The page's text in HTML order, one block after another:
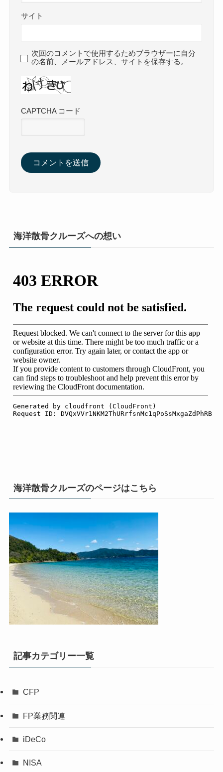
サイト
次回のコメントで使用するためブラウザーに自分
の名前、メールアドレス、サイトを保存する。
CAPTCHA コード
海洋散骨クルーズへの想い
海洋散骨クルーズのページはこちら
記事カテゴリー一覧
CFP
FP業務関連
iDeCo
NISA